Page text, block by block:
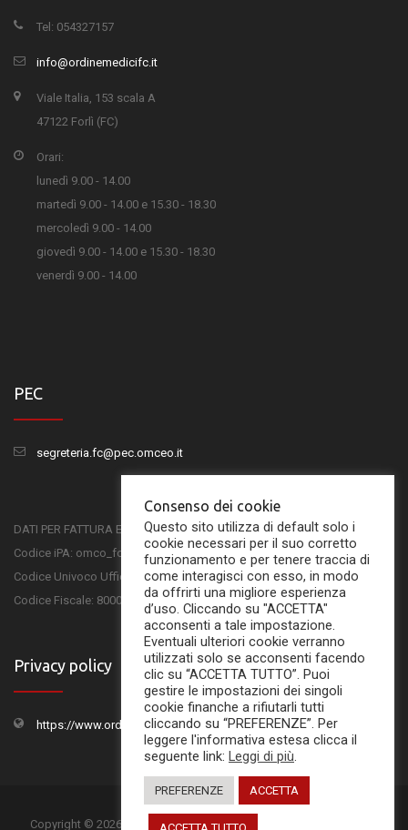
Tel: 054327157
info@ordinemedicifc.it
Viale Italia, 153 scala A
47122 Forlì (FC)
Orari:
lunedì 9.00 - 14.00
martedì 9.00 - 14.00 e 15.30 - 18.30
mercoledì 9.00 - 14.00
giovedì 9.00 - 14.00 e 15.30 - 18.30
venerdì 9.00 - 14.00
PEC
segreteria.fc@pec.omceo.it
DATI PER FATTURA ELETTRONICA
Codice iPA: omco_fc
Codice Univoco Ufficio: UFSKMC
Codice Fiscale: 80001750407
Privacy policy
https://www.ordinemedicifc.it/privacy-policy/
Copyright © 2026 Ordine dei Medici Chirurghi e Odontoiatri di Forlì-
Consenso dei cookie
Questo sito utilizza di default solo i
cookie necessari per il suo corretto
funzionamento e per tenere traccia di
come interagisci con esso, in modo
da offrirti una migliore esperienza
d’uso. Cliccando su "ACCETTA"
acconsenti a tale impostazione.
Eventuali ulteriori cookie verranno
utilizzati solo se acconsenti facendo
clic su “ACCETTA TUTTO”. Puoi
gestire le impostazioni dei singoli
cookie finanche a rifiutarli tutti
cliccando su “PREFERENZE”. Per
leggere l'informativa estesa clicca il
seguente link: Leggi di più.
PREFERENZE ACCETTA